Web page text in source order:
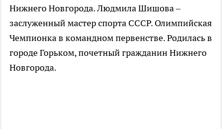
Нижнего Новгорода. Людмила Шишова –
заслуженный мастер спорта СССР. Олимпийская
Чемпионка в командном первенстве. Родилась в
городе Горьком, почетный гражданин Нижнего
Новгорода.